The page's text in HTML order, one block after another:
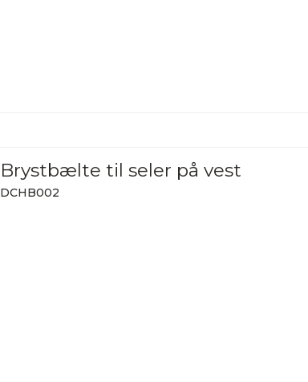
Brystbælte til seler på vest
DCHB002